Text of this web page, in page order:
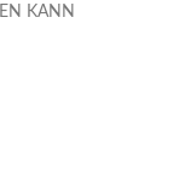
KANN